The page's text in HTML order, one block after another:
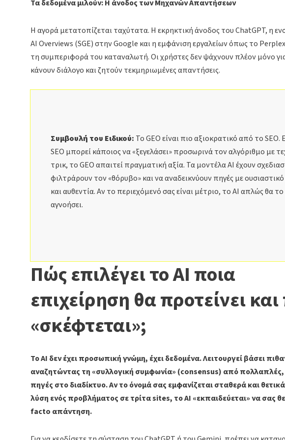
Τα δεδομένα μιλούν: Η άνοδος των Μηχανών Απαντήσεων
Η αγορά μετατοπίζεται ταχύτατα. Η εκρηκτική άνοδος του ChatGPT, η
AI Overviews (SGE) στην Google και η εμφάνιση εργαλείων όπως το
τη συμπεριφορά του καταναλωτή. Οι χρήστες δεν ψάχνουν πλέον μόνο για
κάνουν διάλογο και ζητούν τεκμηριωμένες απαντήσεις.
Συμβουλή του Ειδικού: Το GEO είναι πιο αξιοκρατικό από το SEO.
SEO μπορεί κάποιος να «ξεγελάσει» προσωρινά τον αλγόριθμο με
τρικ, το GEO απαιτεί πραγματική αξία. Τα μοντέλα AI έχουν
φιλτράρουν τον «θόρυβο» και να αναδεικνύουν πηγές με
και αυθεντία. Αν το περιεχόμενό σας είναι μέτριο, το AI απλώς θα το
αγνοήσει.
Πώς επιλέγει το AI ποια
επιχείρηση θα προτείνει
«σκέφτεται»;
Το AI δεν έχει προσωπική γνώμη, έχει δεδομένα. Λειτουργεί βάσει
αναζητώντας τη «συλλογική συμφωνία» (consensus) από πολλαπλές,
πηγές στο διαδίκτυο. Αν το όνομά σας εμφανίζεται σταθερά και
λύση ενός προβλήματος σε τρίτα sites, το AI «εκπαιδεύεται» να σας
facto απάντηση.